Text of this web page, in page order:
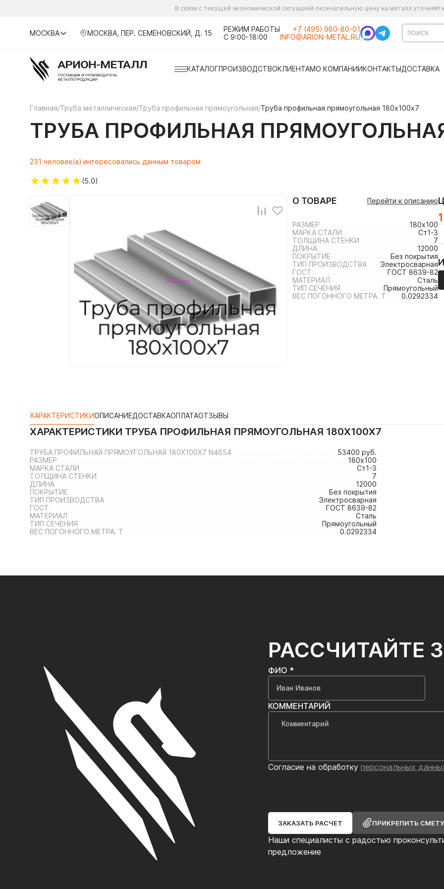
В связи с текущей экономической ситуацией окончательную цену на металл
МОСКВА МОСКВА, ПЕР. СЕМЁНОВСКИЙ, Д. 15
РЕЖИМ РАБОТЫ
С 9:00-18:00
+7 (495) 980-80-01
INFO@ARION-METAL.RU
КАТАЛОГПРОИЗВОДСТВОКЛИЕНТАМО КОМПАНИИКОНТАКТЫДОСТАВКА
Главная/Труба металлическая/Труба профильная прямоугольная/Труба профильная прямоугольная 180х100х7
ТРУБА ПРОФИЛЬНАЯ
231 человек(а) интересовались данным товаром
★★★★★(5.0)
О ТОВАРЕ Перейти к описанию
РАЗМЕР
180х100
МАРКА СТАЛИ
Ст1-3
ТОЛЩИНА СТЕНКИ
7
ДЛИНА
12000
ПОКРЫТИЕ
Без покрытия
ТИП ПРОИЗВОДСТВА
Электросварная
ГОСТ
ГОСТ 8639-82
МАТЕРИАЛ
Сталь
ТИП СЕЧЕНИЯ
Прямоугольный
ВЕС ПОГОННОГО МЕТРА. Т
0.0292334
ХАРАКТЕРИСТИКИОПИСАНИЕДОСТАВКАОПЛАТАОТЗЫВЫ
ХАРАКТЕРИСТИКИ ТРУБА ПРОФИЛЬНАЯ ПРЯМОУГОЛЬНАЯ 180Х100Х7
ТРУБА ПРОФИЛЬНАЯ ПРЯМОУГОЛЬНАЯ 180Х100Х7 N4654
53400 руб.
РАЗМЕР
180х100
МАРКА СТАЛИ
Ст1-3
ТОЛЩИНА СТЕНКИ
7
ДЛИНА
12000
ПОКРЫТИЕ
Без покрытия
ТИП ПРОИЗВОДСТВА
Электросварная
ГОСТ
ГОСТ 8639-82
МАТЕРИАЛ
Сталь
ТИП СЕЧЕНИЯ
Прямоугольный
ВЕС ПОГОННОГО МЕТРА. Т
0.0292334
РАССЧИТАЙТЕ
Наши специалисты с радостью
предложение
ФИО *
КОММЕНТАРИЙ
Согласие на обработку персональных
ЗАКАЗАТЬ РАСЧЕТ ПРИКРЕПИТЬ СМЕТУ